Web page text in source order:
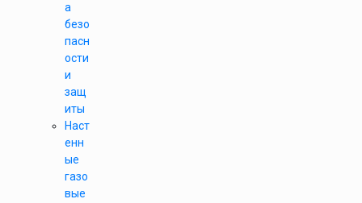
а
безо
пасн
ости
и
защ
иты
Наст
енн
ые
газо
вые